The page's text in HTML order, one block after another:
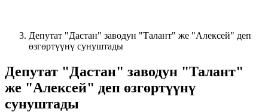
Депутат "Дастан" заводун "Талант" же "Алексей" деп
өзгөртүүнү сунуштады
Депутат "Дастан" заводун "Талант"
же "Алексей" деп өзгөртүүнү
сунуштады